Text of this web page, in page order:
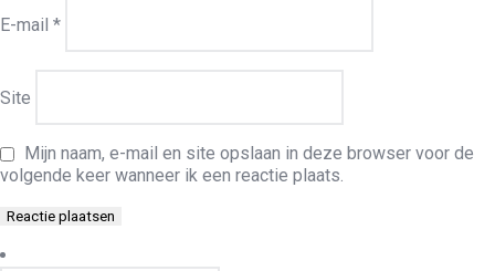
E-mail *
Site
Mijn naam, e-mail en site opslaan in deze browser voor de
volgende keer wanneer ik een reactie plaats.